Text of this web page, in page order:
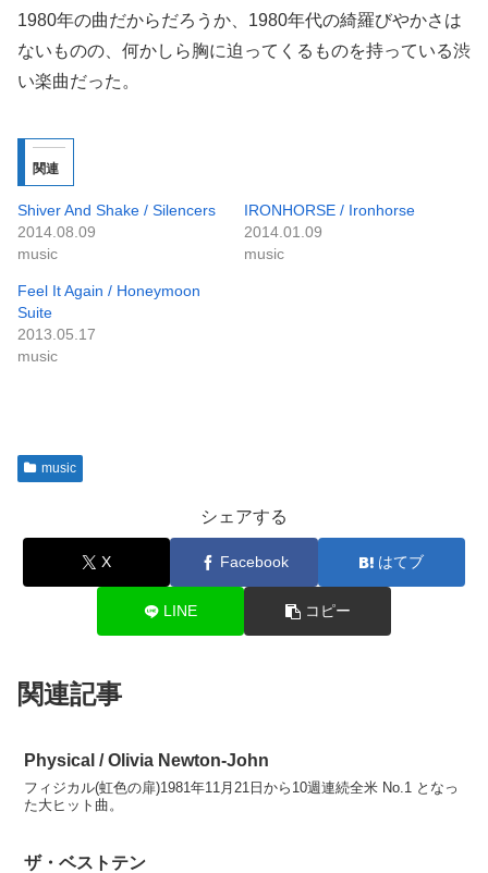
1980年の曲だからだろうか、1980年代の綺羅びやかさは
ないものの、何かしら胸に迫ってくるものを持っている渋
い楽曲だった。
関連
Shiver And Shake / Silencers
2014.08.09
music
IRONHORSE / Ironhorse
2014.01.09
music
Feel It Again / Honeymoon
Suite
2013.05.17
music
music
シェアする
X Facebook はてブ
LINE コピー
関連記事
Physical / Olivia Newton-John
フィジカル(虹色の扉)1981年11月21日から10週連続全米 No.1 となっ
た大ヒット曲。
ザ・ベストテン